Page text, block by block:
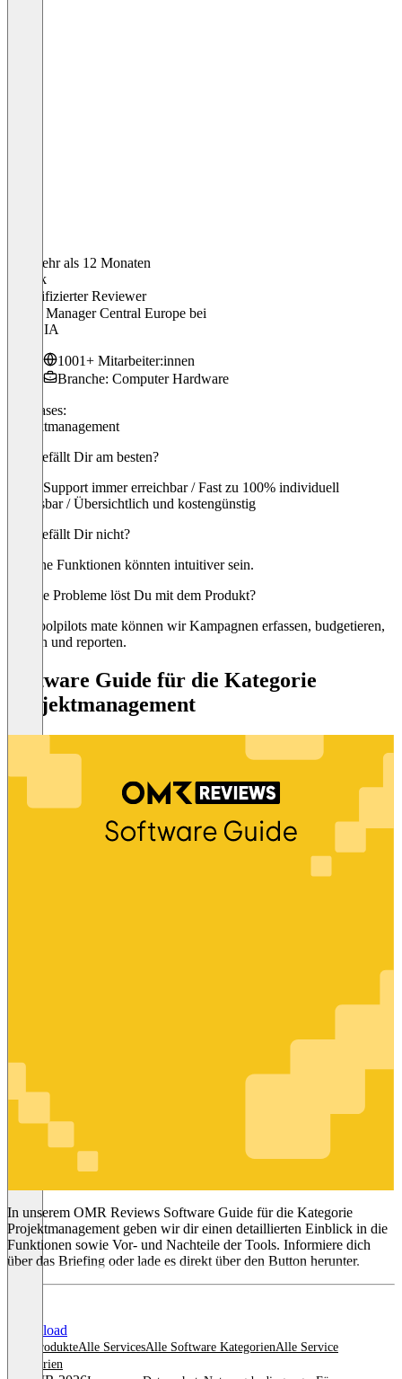
Vor mehr als 12 Monaten
Patrick
Verifizierter Reviewer
Brand Manager Central Europe bei
NVIDIA
1001+ Mitarbeiter:innen
Branche: Computer Hardware
Use cases:
Projektmanagement
Was gefällt Dir am besten?
Guter Support immer erreichbar / Fast zu 100% individuell
anpassbar / Übersichtlich und kostengünstig
Was gefällt Dir nicht?
Manche Funktionen könnten intuitiver sein.
Welche Probleme löst Du mit dem Produkt?
Mit Toolpilots mate können wir Kampagnen erfassen, budgetieren,
steuern und reporten.
Software Guide für die Kategorie
Projektmanagement
Projektmanagement
In unserem OMR Reviews Software Guide für die Kategorie
Projektmanagement geben wir dir einen detaillierten Einblick in die
Funktionen sowie Vor- und Nachteile der Tools. Informiere dich
über das Briefing oder lade es direkt über den Button herunter.
Download
Alle ProdukteAlle ServicesAlle Software KategorienAlle Service
Kategorien